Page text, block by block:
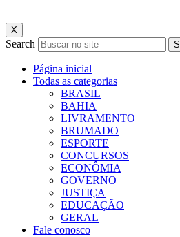
X
Search
Página inicial
Todas as categorias
BRASIL
BAHIA
LIVRAMENTO
BRUMADO
ESPORTE
CONCURSOS
ECONÔMIA
GOVERNO
JUSTIÇA
EDUCAÇÃO
GERAL
Fale conosco